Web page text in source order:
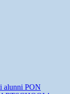
alunni PON